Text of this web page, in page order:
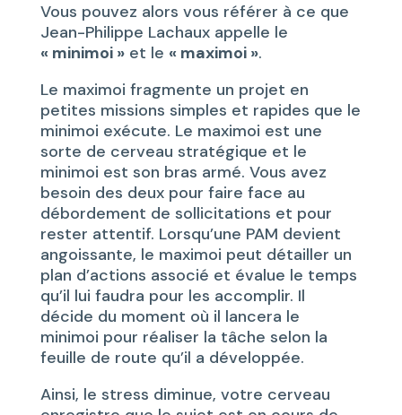
Vous pouvez alors vous référer à ce que
Jean-Philippe Lachaux appelle le
« minimoi »et le « maximoi ».
Le maximoi fragmente un projet en
petites missions simples et rapides que le
minimoi exécute. Le maximoi est une
sorte de cerveau stratégique et le
minimoi est son bras armé. Vous avez
besoin des deux pour faire face au
débordement de sollicitations et pour
rester attentif. Lorsqu’une PAM devient
angoissante, le maximoi peut détailler un
plan d’actions associé et évalue le temps
qu’il lui faudra pour les accomplir. Il
décide du moment où il lancera le
minimoi pour réaliser la tâche selon la
feuille de route qu’il a développée.
Ainsi, le stress diminue, votre cerveau